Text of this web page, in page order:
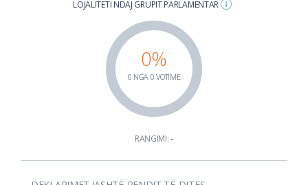
LOJALITETI NDAJ GRUPIT PARLAMENTAR
0%
0 NGA 0 VOTIME
RANGIMI:-